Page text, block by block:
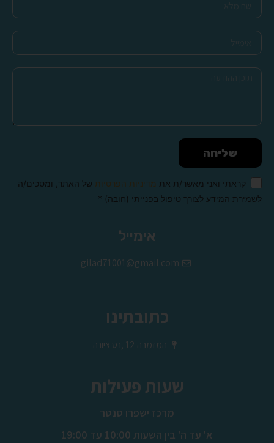
שליחה
קראתי ואני מאשר/ת את מדיניות הפרטיות של האתר, ומסכים/ה
לשמירת המידע לצורך טיפול בפנייתי (חובה) *
אימייל
gilad71001@gmail.com
כתובתינו
המזמרה 12 ,נס ציונה
שעות פעילות
מרכז ישפרו סנטר
א' עד ה' בין השעות 10:00 עד 19:00